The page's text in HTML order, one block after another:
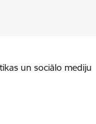
un sociālo mediju